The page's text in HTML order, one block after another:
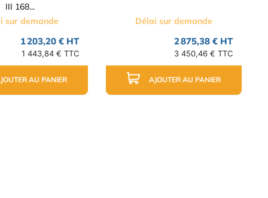
III 168...
sur demande
1 203,20 € HT
1 443,84 € TTC
AU PANIER
Délai sur demande
2 875,38 € HT
3 450,46 € TTC
AJOUTER AU PANIER